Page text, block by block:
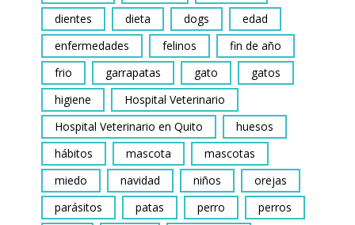
dientes
dieta dogs
edad
enfermedades
felinos
fin de año
frio
garrapatas gato
gatos
higiene
Hospital Veterinario
Hospital Veterinario en Quito
huesos
hábitos
mascota
mascotas
miedo
navidad niños
orejas
parásitos
patas perro
perros